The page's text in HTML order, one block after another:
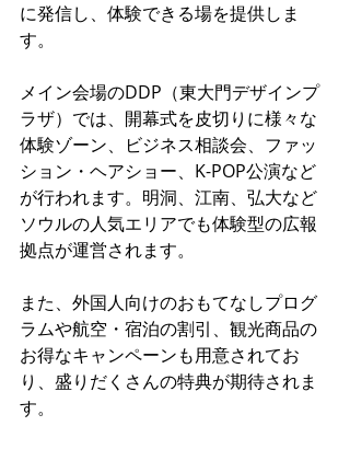
に発信し、体験できる場を提供しま
す。
メイン会場のDDP（東大門デザインプ
ラザ）では、開幕式を皮切りに様々な
体験ゾーン、ビジネス相談会、ファッ
ション・ヘアショー、K-POP公演など
が行われます。明洞、江南、弘大など
ソウルの人気エリアでも体験型の広報
拠点が運営されます。
また、外国人向けのおもてなしプログ
ラムや航空・宿泊の割引、観光商品の
お得なキャンペーンも用意されてお
り、盛りだくさんの特典が期待されま
す。